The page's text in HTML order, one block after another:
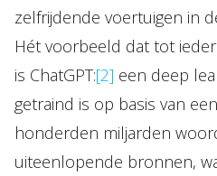
NL EN DE FR
zelfrijdende voertuigen in
Hét voorbeeld dat tot
is ChatGPT:[2] een deep
getraind is op basis van
honderden miljarden
uiteenlopende bronnen,